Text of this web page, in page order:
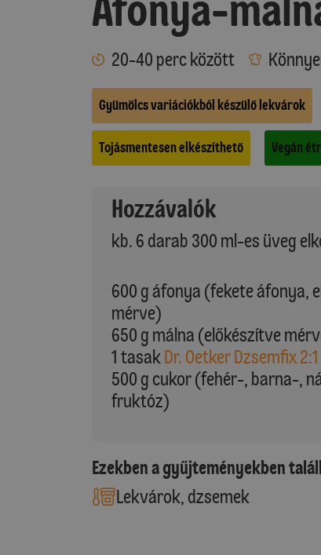
20-40 perc között
Gyümölcs variációkból készülő lekvárok
Tojásmentesen elkészíthető Vegán
Hozzávalók
kb. 6 darab 300 ml-es üveg
600 g áfonya (fekete áfonya,
mérve)
650 g málna (előkészítve
1 tasakDr. Oetker Dzsemfix 2:1
500 g cukor (fehér-, barna-,
fruktóz)
Ezekben a gyűjteményekben
Lekvárok, dzsemek